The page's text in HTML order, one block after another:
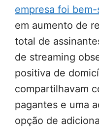
empresa foi
em aumento de
total de
de streaming
positiva de
compartilhavam
pagantes e uma
opção de